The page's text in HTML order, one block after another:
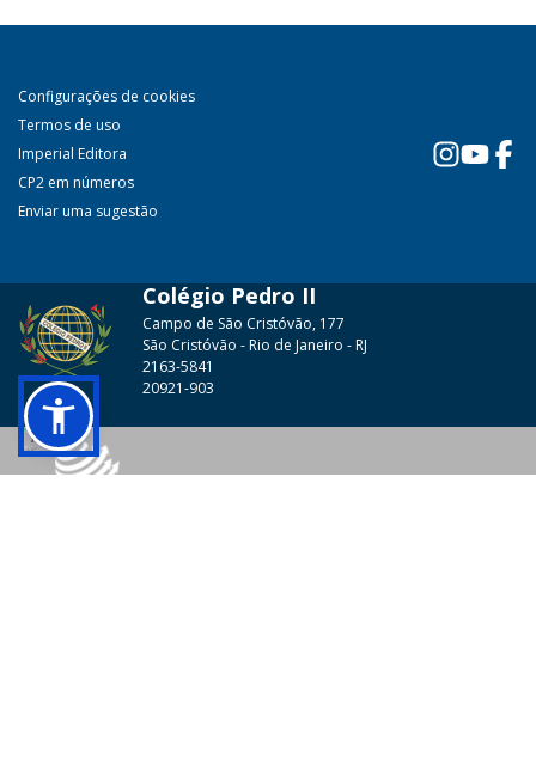
Configurações de cookies
Termos de uso
Imperial Editora
CP2 em números
Enviar uma sugestão
Colégio Pedro II
Campo de São Cristóvão, 177
São Cristóvão - Rio de Janeiro - RJ
2163-5841
20921-903